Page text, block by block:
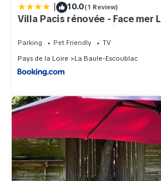
| 10.0(1 Review)
Villa Pacis rénovée - Face mer
centre -15 pers - 5 suites avec
BBQ sous les pins
Parking Pet Friendly
TV
Pays de la Loire
La Baule-Escoublac